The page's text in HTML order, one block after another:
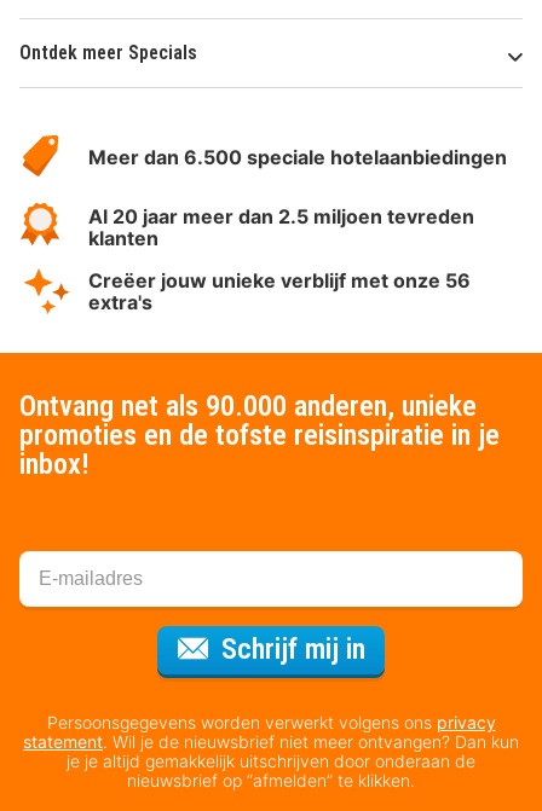
Ontdek meer Specials
HotelSpecials
Meer dan 6.500 speciale hotelaanbiedingen
Al 20 jaar meer dan 2.5 miljoen tevreden
klanten
Creëer jouw unieke verblijf met onze 56
extra's
Ontvang net als 90.000 anderen, unieke
promoties en de tofste reisinspiratie in je
inbox!
Schrijf mij in
Persoonsgegevens worden verwerkt volgens ons privacy
statement. Wil je de nieuwsbrief niet meer ontvangen? Dan kun
je je altijd gemakkelijk uitschrijven door onderaan de
nieuwsbrief op “afmelden” te klikken.